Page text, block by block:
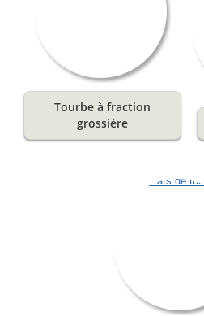
Tourbe à fraction
grossière